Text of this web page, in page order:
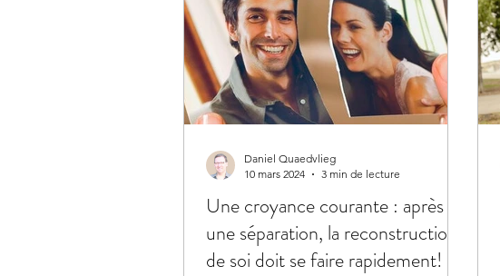
Une croyance courante : après
une séparation, la reconstruction
de soi doit se faire rapidement!
Daniel Quaedvlieg
10 mars 2024
3 min de lecture